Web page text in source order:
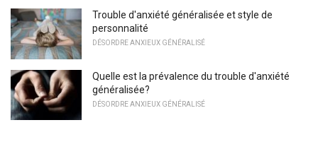
Trouble d'anxiété généralisée et style de
personnalité
DÉSORDRE ANXIEUX GÉNÉRALISÉ
Quelle est la prévalence du trouble d'anxiété
généralisée?
DÉSORDRE ANXIEUX GÉNÉRALISÉ